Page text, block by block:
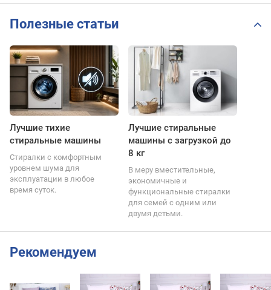
Полезные статьи
Лучшие тихие
стиральные машины
Стиралки с комфортным
уровнем шума для
эксплуатации в любое
время суток.
Лучшие стиральные
машины с загрузкой до
8 кг
В меру вместительные,
экономичные и
функциональные стиралки
для семей с одним или
двумя детьми.
Рекомендуем